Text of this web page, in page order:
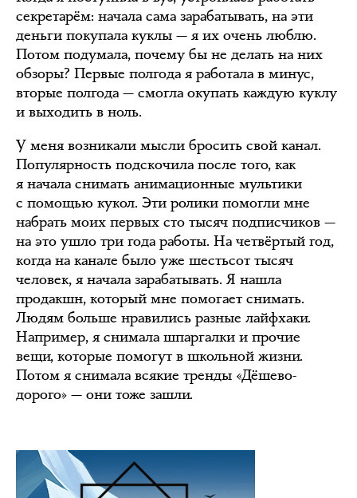
секретарём: начала сама зарабатывать, на эти
деньги покупала куклы — я их очень люблю.
Потом подумала, почему бы не делать на них
обзоры? Первые полгода я работала в минус,
вторые полгода — смогла окупать каждую куклу
и выходить в ноль.
У меня возникали мысли бросить свой канал.
Популярность подскочила после того, как
я начала снимать анимационные мультики
с помощью кукол. Эти ролики помогли мне
набрать моих первых сто тысяч подписчиков —
на это ушло три года работы. На четвёртый год,
когда на канале было уже шестьсот тысяч
человек, я начала зарабатывать. Я нашла
продакшн, который мне помогает снимать.
Людям больше нравились разные лайфхаки.
Например, я снимала шпаргалки и прочие
вещи, которые помогут в школьной жизни.
Потом я снимала всякие тренды «Дёшево-
дорого» — они тоже зашли.